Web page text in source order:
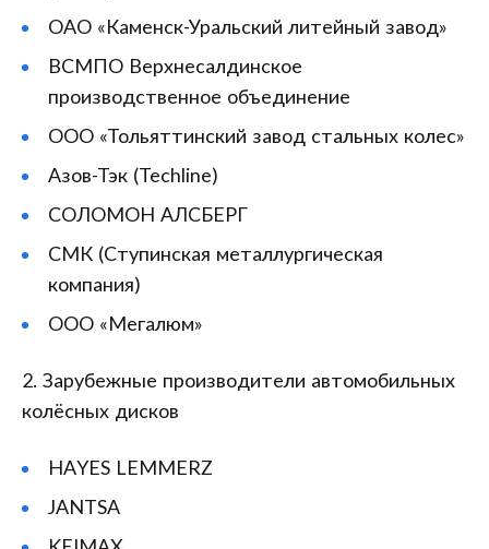
ОАО «Каменск-Уральский литейный завод»
ВСМПО Верхнесалдинское
производственное объединение
ООО «Тольяттинский завод стальных колес»
Азов-Тэк (Techline)
СОЛОМОН АЛСБЕРГ
СМК (Ступинская металлургическая
компания)
ООО «Мегалюм»
2. Зарубежные производители автомобильных
колёсных дисков
HAYES LEMMERZ
JANTSA